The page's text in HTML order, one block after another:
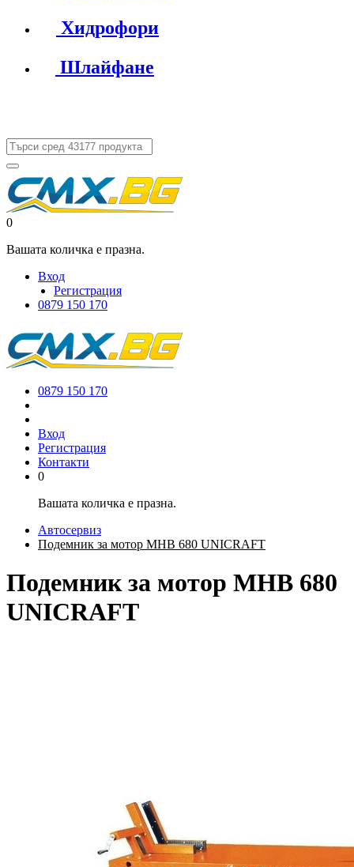
Хидрофори
Шлайфане
0
Вашата количка е празна.
Вход
Регистрация
0879 150 170
0879 150 170
Вход
Регистрация
Контакти
0
Вашата количка е празна.
Автосервиз
Подемник за мотор MHB 680 UNICRAFT
Подемник за мотор MHB 680
UNICRAFT